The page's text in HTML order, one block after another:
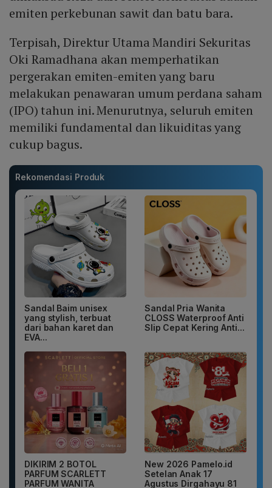
emiten perkebunan sawit dan batu bara.
Terpisah, Direktur Utama Mandiri Sekuritas
Oki Ramadhana akan memperhatikan
pergerakan emiten-emiten yang baru
melakukan penawaran umum perdana saham
(IPO) tahun ini. Menurutnya, seluruh emiten
memiliki fundamental dan likuiditas yang
cukup bagus.
Rekomendasi Produk
Sandal Baim unisex
yang stylish, terbuat
dari bahan karet dan
EVA...
Sandal Pria Wanita
CLOSS Waterproof Anti
Slip Cepat Kering Anti...
DIKIRIM 2 BOTOL
PARFUM SCARLETT
PARFUM WANITA
New 2026 Pamelo.id
Setelan Anak 17
Agustus Dirgahayu 81